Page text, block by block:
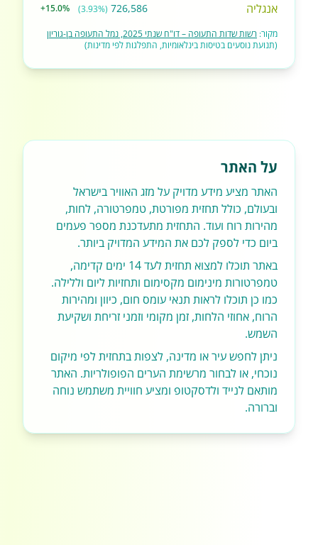
אנגליה 726,586
(3.93%)
+15.0%
מקור: רשות שדות התעופה – דו"ח שנתי 2025, נמל התעופה בן-גוריון
(תנועת נוסעים בטיסות בינלאומיות, התפלגות לפי מדינות)
על האתר
האתר מציע מידע מדויק על מזג האוויר בישראל
ובעולם, כולל תחזית מפורטת, טמפרטורה, לחות,
מהירות רוח ועוד. התחזית מתעדכנת מספר פעמים
ביום כדי לספק לכם את המידע המדויק ביותר.
באתר תוכלו למצוא תחזית לעד 14 ימים קדימה,
טמפרטורות מינימום מקסימום ותחזיות ליום וללילה.
כמו כן תוכלו לראות תנאי עומס חום, כיוון ומהירות
הרוח, אחוזי הלחות, זמן מקומי וזמני זריחת ושקיעת
השמש.
ניתן לחפש עיר או מדינה, לצפות בתחזית לפי מיקום
נוכחי, או לבחור מרשימת הערים הפופולריות. האתר
מותאם לנייד ולדסקטופ ומציע חוויית משתמש נוחה
וברורה.